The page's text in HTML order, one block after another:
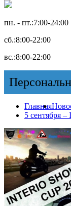
пн. - пт.:7:00-24:00
сб.:8:00-22:00
вс.:8:00-22:00
Главная
5 сентября